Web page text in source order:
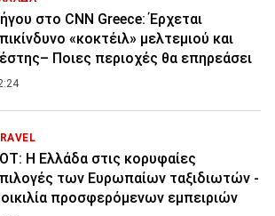
στο CNN Greece: Έρχεται
«κοκτέιλ» μελτεμιού και
Ποιες περιοχές θα επηρεάσει
Η Ελλάδα στις κορυφαίες
των Ευρωπαίων ταξιδιωτών -
προσφερόμενων εμπειριών